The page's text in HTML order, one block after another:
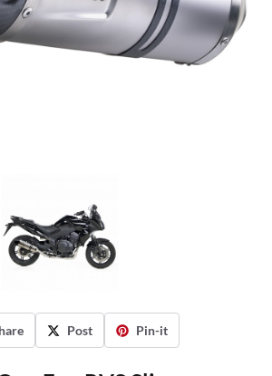
Post Pin-it